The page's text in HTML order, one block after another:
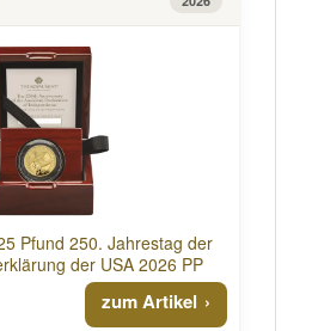
Pfund 250. Jahrestag der
der USA 2026 PP
zum Artikel